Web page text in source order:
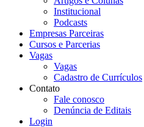
Institucional
Podcasts
Empresas Parceiras
Cursos e Parcerias
Vagas
Vagas
Cadastro de Currículos
Contato
Fale conosco
Denúncia de Editais
Login